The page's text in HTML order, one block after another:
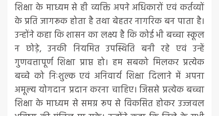
शिक्षा के माध्यम से ही व्यक्ति अपने अधिकारों एवं कर्तव्यों
के प्रति जागरूक होता है तथा बेहतर नागरिक बन पाता है।
उन्होंने कहा कि शासन का लक्ष्य है कि कोई भी बच्चा स्कूल
न छोड़े, उनकी नियमित उपस्थिति बनी रहे एवं उन्हें
गुणवत्तापूर्ण शिक्षा प्राप्त हो। हम सबको मिलकर प्रत्येक
बच्चे को निःशुल्क एवं अनिवार्य शिक्षा दिलाने में अपना
अमूल्य योगदान प्रदान करना चाहिए। जिससे प्रत्येक बच्चा
शिक्षा के माध्यम से समग्र रूप से विकसित होकर उज्जवल